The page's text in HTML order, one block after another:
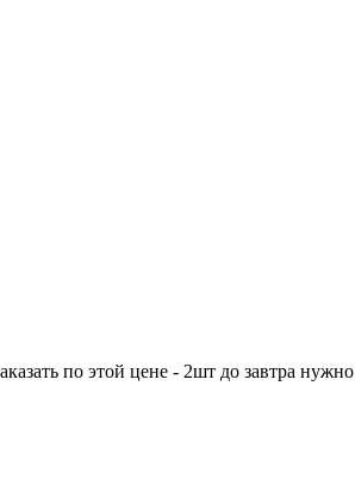
по этой цене - 2шт до завтра нужно